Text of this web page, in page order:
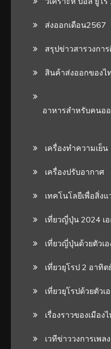
ส่งออกเดือน2567
สรุปข่าวสารวงกา
สินค้าส่งออกของไ
อาหารสําหรับคนอ
เครื่องทำความเย็น
เครื่องปรับอากาศ
เทคโนโลยีเพื่อสิ่ง
เที่ยวญี่ปุ่น 2024 เ
เที่ยวญี่ปุ่นด้วยตัวเ
เที่ยวยุโรป 2 อาทิต
เที่ยวยุโรปด้วยตัวเ
เรื่องราวของเมือง
เวทีข่าววงการเพ